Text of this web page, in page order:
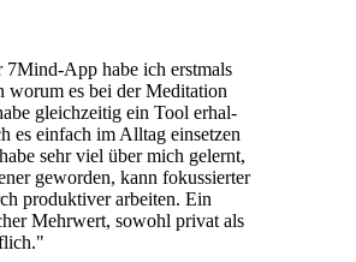
7Mind-App habe ich erst­mals
worum es bei der Medi­ta­tion
gleich­zei­tig ein Tool erhal­
es ein­fach im Alltag ein­set­zen
sehr viel über mich gelernt,
gewor­den, kann fokus­sier­ter
pro­duk­ti­ver arbei­ten. Ein
Mehr­wert, sowohl privat als